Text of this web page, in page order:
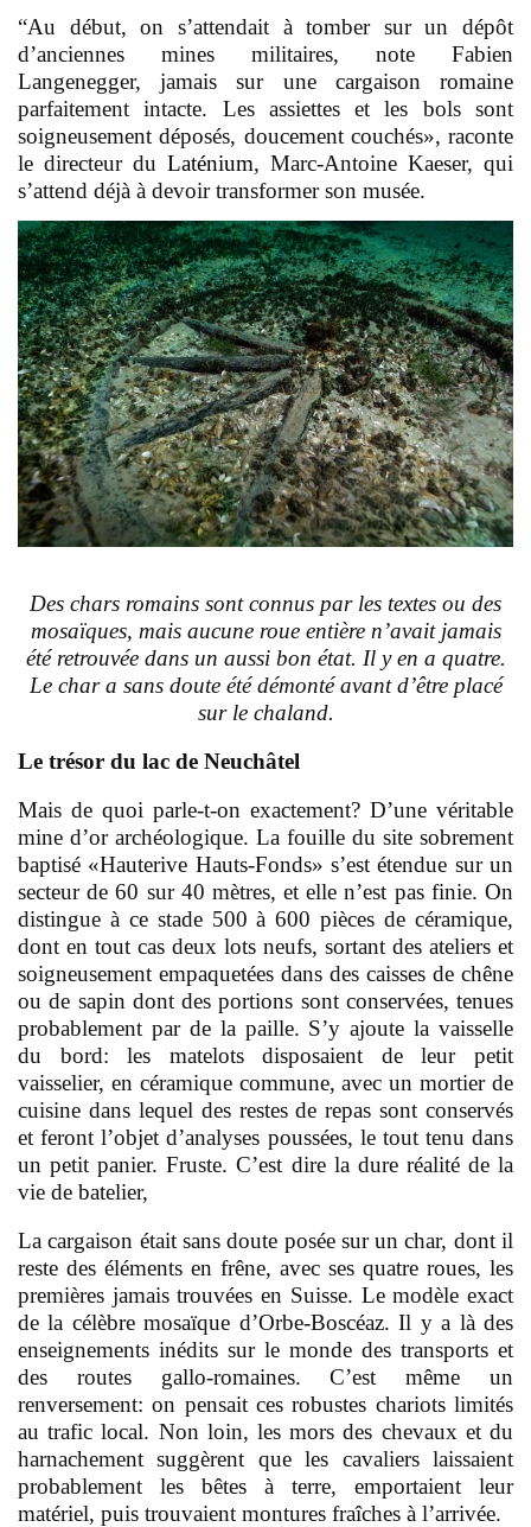
“Au début, on s’attendait à tomber sur un dépôt
d’anciennes mines militaires, note Fabien
Langenegger, jamais sur une cargaison romaine
parfaitement intacte. Les assiettes et les bols sont
soigneusement déposés, doucement couchés», raconte
le directeur du Laténium, Marc-Antoine Kaeser, qui
s’attend déjà à devoir transformer son musée.
Des chars romains sont connus par les textes ou des
mosaïques, mais aucune roue entière n’avait jamais
été retrouvée dans un aussi bon état. Il y en a quatre.
Le char a sans doute été démonté avant d’être placé
sur le chaland.
Le trésor du lac de Neuchâtel
Mais de quoi parle-t-on exactement? D’une véritable
mine d’or archéologique. La fouille du site sobrement
baptisé «Hauterive Hauts-Fonds» s’est étendue sur un
secteur de 60 sur 40 mètres, et elle n’est pas finie. On
distingue à ce stade 500 à 600 pièces de céramique,
dont en tout cas deux lots neufs, sortant des ateliers et
soigneusement empaquetées dans des caisses de chêne
ou de sapin dont des portions sont conservées, tenues
probablement par de la paille. S’y ajoute la vaisselle
du bord: les matelots disposaient de leur petit
vaisselier, en céramique commune, avec un mortier de
cuisine dans lequel des restes de repas sont conservés
et feront l’objet d’analyses poussées, le tout tenu dans
un petit panier. Fruste. C’est dire la dure réalité de la
vie de batelier,
La cargaison était sans doute posée sur un char, dont il
reste des éléments en frêne, avec ses quatre roues, les
premières jamais trouvées en Suisse. Le modèle exact
de la célèbre mosaïque d’Orbe-Boscéaz. Il y a là des
enseignements inédits sur le monde des transports et
des routes gallo-romaines. C’est même un
renversement: on pensait ces robustes chariots limités
au trafic local. Non loin, les mors des chevaux et du
harnachement suggèrent que les cavaliers laissaient
probablement les bêtes à terre, emportaient leur
matériel, puis trouvaient montures fraîches à l’arrivée.